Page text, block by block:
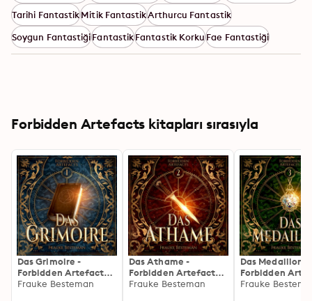
Tarihi FantastikMitik FantastikArthurcu Fantastik
Soygun FantastiğiFantastikFantastik KorkuFae Fantastiği
Forbidden Artefacts kitapları sırasıyla
Das Grimoire -
Forbidden Artefacts,
Band 1 (ungekürzt)
Frauke Besteman
Das Athame -
Forbidden Artefacts,
Band 2 (ungekürzt)
Frauke Besteman
Das Medaillon -
Forbidden
Band 3
Frauke